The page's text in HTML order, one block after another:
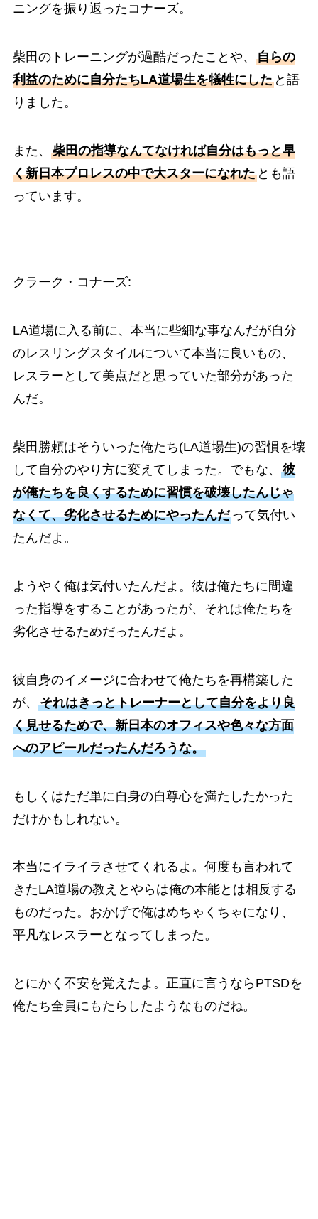
ニングを振り返ったコナーズ。
柴田のトレーニングが過酷だったことや、 自らの
利益のために自分たちLA道場生を犠牲にしたと語
りました。
また、 柴田の指導なんてなければ自分はもっと早
く新日本プロレスの中で大スターになれたとも語
っています。
クラーク・コナーズ:
LA道場に入る前に、本当に些細な事なんだが自分
のレスリングスタイルについて本当に良いもの、
レスラーとして美点だと思っていた部分があった
んだ。
柴田勝頼はそういった俺たち(LA道場生)の習慣を壊
して自分のやり方に変えてしまった。でもな、 彼
が俺たちを良くするために習慣を破壊したんじゃ
なくて、劣化させるためにやったんだって気付い
たんだよ。
ようやく俺は気付いたんだよ。彼は俺たちに間違
った指導をすることがあったが、それは俺たちを
劣化させるためだったんだよ。
彼自身のイメージに合わせて俺たちを再構築した
が、 それはきっとトレーナーとして自分をより良
く見せるためで、新日本のオフィスや色々な方面
へのアピールだったんだろうな。
もしくはただ単に自身の自尊心を満たしたかった
だけかもしれない。
本当にイライラさせてくれるよ。何度も言われて
きたLA道場の教えとやらは俺の本能とは相反する
ものだった。おかげで俺はめちゃくちゃになり、
平凡なレスラーとなってしまった。
とにかく不安を覚えたよ。正直に言うならPTSDを
俺たち全員にもたらしたようなものだね。